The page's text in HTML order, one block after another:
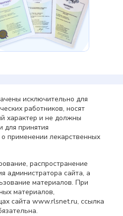
исключительно для
работников, носят
характер и не должны
для принятия
применении лекарственных
распространение
администратора сайта, а
материалов. При
материалов,
сайта www.rlsnet.ru, ссылка